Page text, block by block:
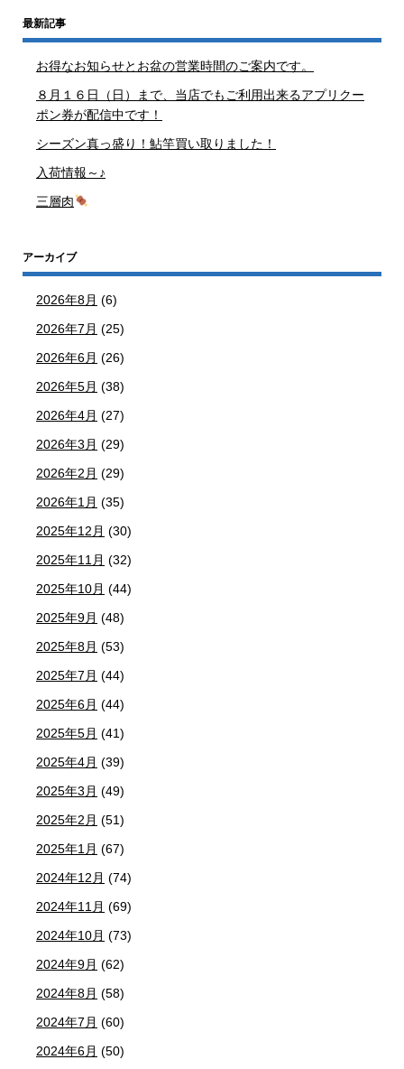
最新記事
お得なお知らせとお盆の営業時間のご案内です。
８月１６日（日）まで、当店でもご利用出来るアプリクー
ポン券が配信中です！
シーズン真っ盛り！鮎竿買い取りました！
入荷情報～♪
三層肉
アーカイブ
2026年8月 (6)
2026年7月 (25)
2026年6月 (26)
2026年5月 (38)
2026年4月 (27)
2026年3月 (29)
2026年2月 (29)
2026年1月 (35)
2025年12月 (30)
2025年11月 (32)
2025年10月 (44)
2025年9月 (48)
2025年8月 (53)
2025年7月 (44)
2025年6月 (44)
2025年5月 (41)
2025年4月 (39)
2025年3月 (49)
2025年2月 (51)
2025年1月 (67)
2024年12月 (74)
2024年11月 (69)
2024年10月 (73)
2024年9月 (62)
2024年8月 (58)
2024年7月 (60)
2024年6月 (50)